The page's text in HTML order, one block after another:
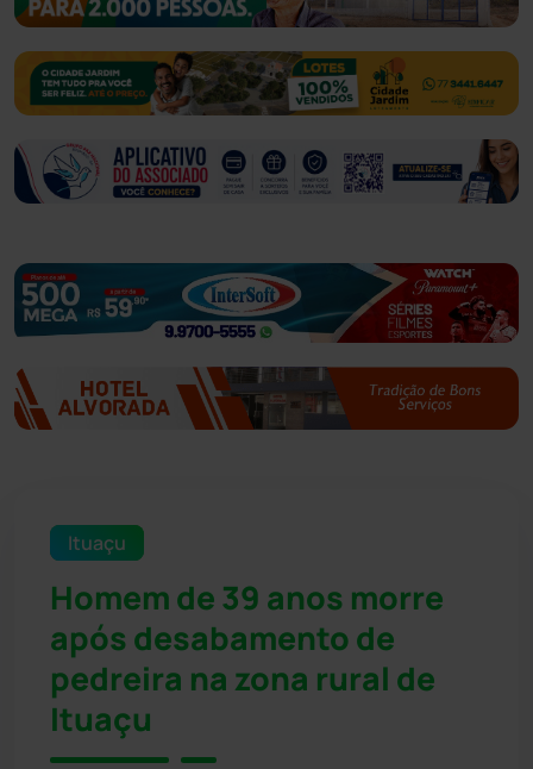
Ituaçu
Homem de 39 anos morre
após desabamento de
pedreira na zona rural de
Ituaçu